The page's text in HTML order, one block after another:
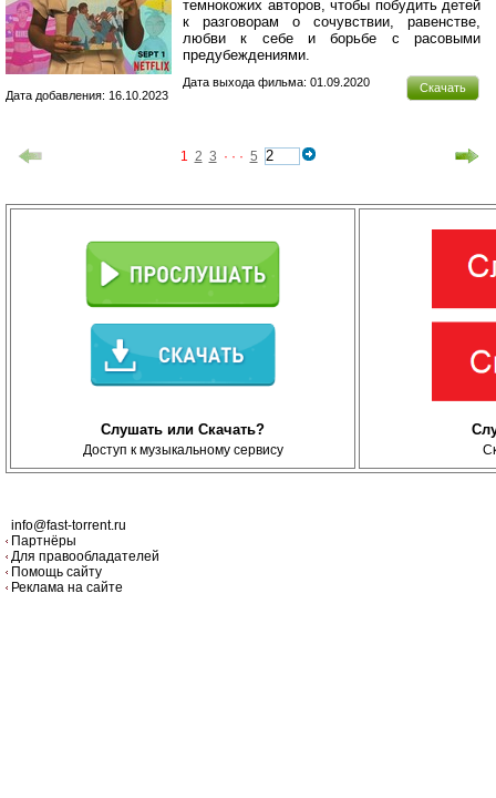
темнокожих авторов, чтобы побудить детей
к разговорам о сочувствии, равенстве,
любви к себе и борьбе с расовыми
предубеждениями.
Скачать
Дата выхода фильма: 01.09.2020
Дата добавления: 16.10.2023
1 2 3 · · · 5
Слушать или Скачать?
Доступ к музыкальному сервису
info@fast-torrent.ru
Партнёры
Для правообладателей
Помощь сайту
Реклама на сайте